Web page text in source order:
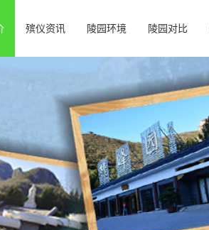
殡仪资讯 陵园环境 陵园对比